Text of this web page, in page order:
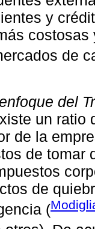
y
de
del
un ratio
de la
de tomar
de
(